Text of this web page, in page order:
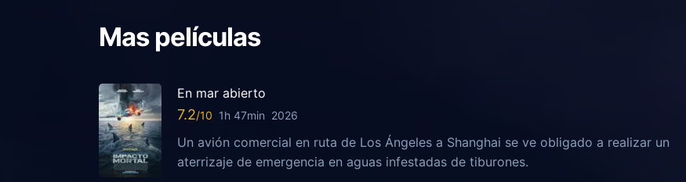
Mas películas
En mar abierto
7.2 1h 47min 2026
Un avión comercial en ruta de Los Ángeles a Shanghai se ve obligado a realizar un
aterrizaje de emergencia en aguas infestadas de tiburones.